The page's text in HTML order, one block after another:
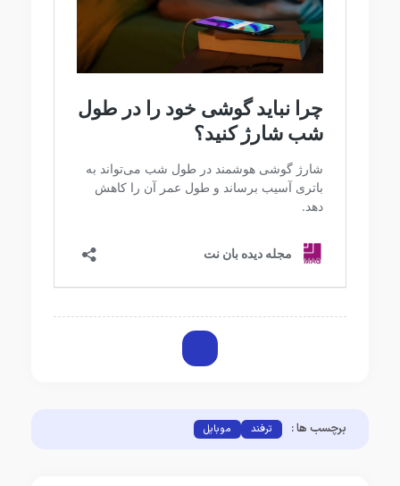
برچسب ها : ترفند موبایل